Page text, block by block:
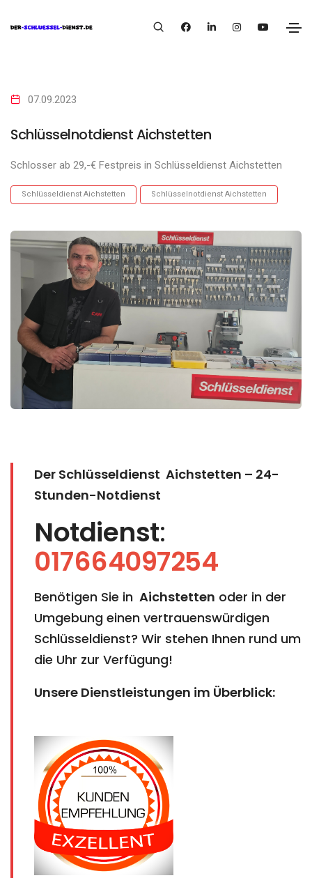
07.09.2023
Schlüsselnotdienst Aichstetten
Schlosser ab 29,-€ Festpreis in Schlüsseldienst Aichstetten
Schlüsseldienst Aichstetten Schlüsselnotdienst Aichstetten
Der Schlüsseldienst Aichstetten – 24-
Stunden-Notdienst
Notdienst:
017664097254
Benötigen Sie in Aichstetten ​​​​​​​ oder in der
Umgebung einen vertrauenswürdigen
Schlüsseldienst? Wir stehen Ihnen rund um
die Uhr zur Verfügung!
Unsere Dienstleistungen im Überblick: